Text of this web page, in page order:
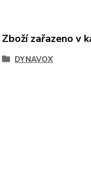
Zboží zařazeno v
DYNAVOX